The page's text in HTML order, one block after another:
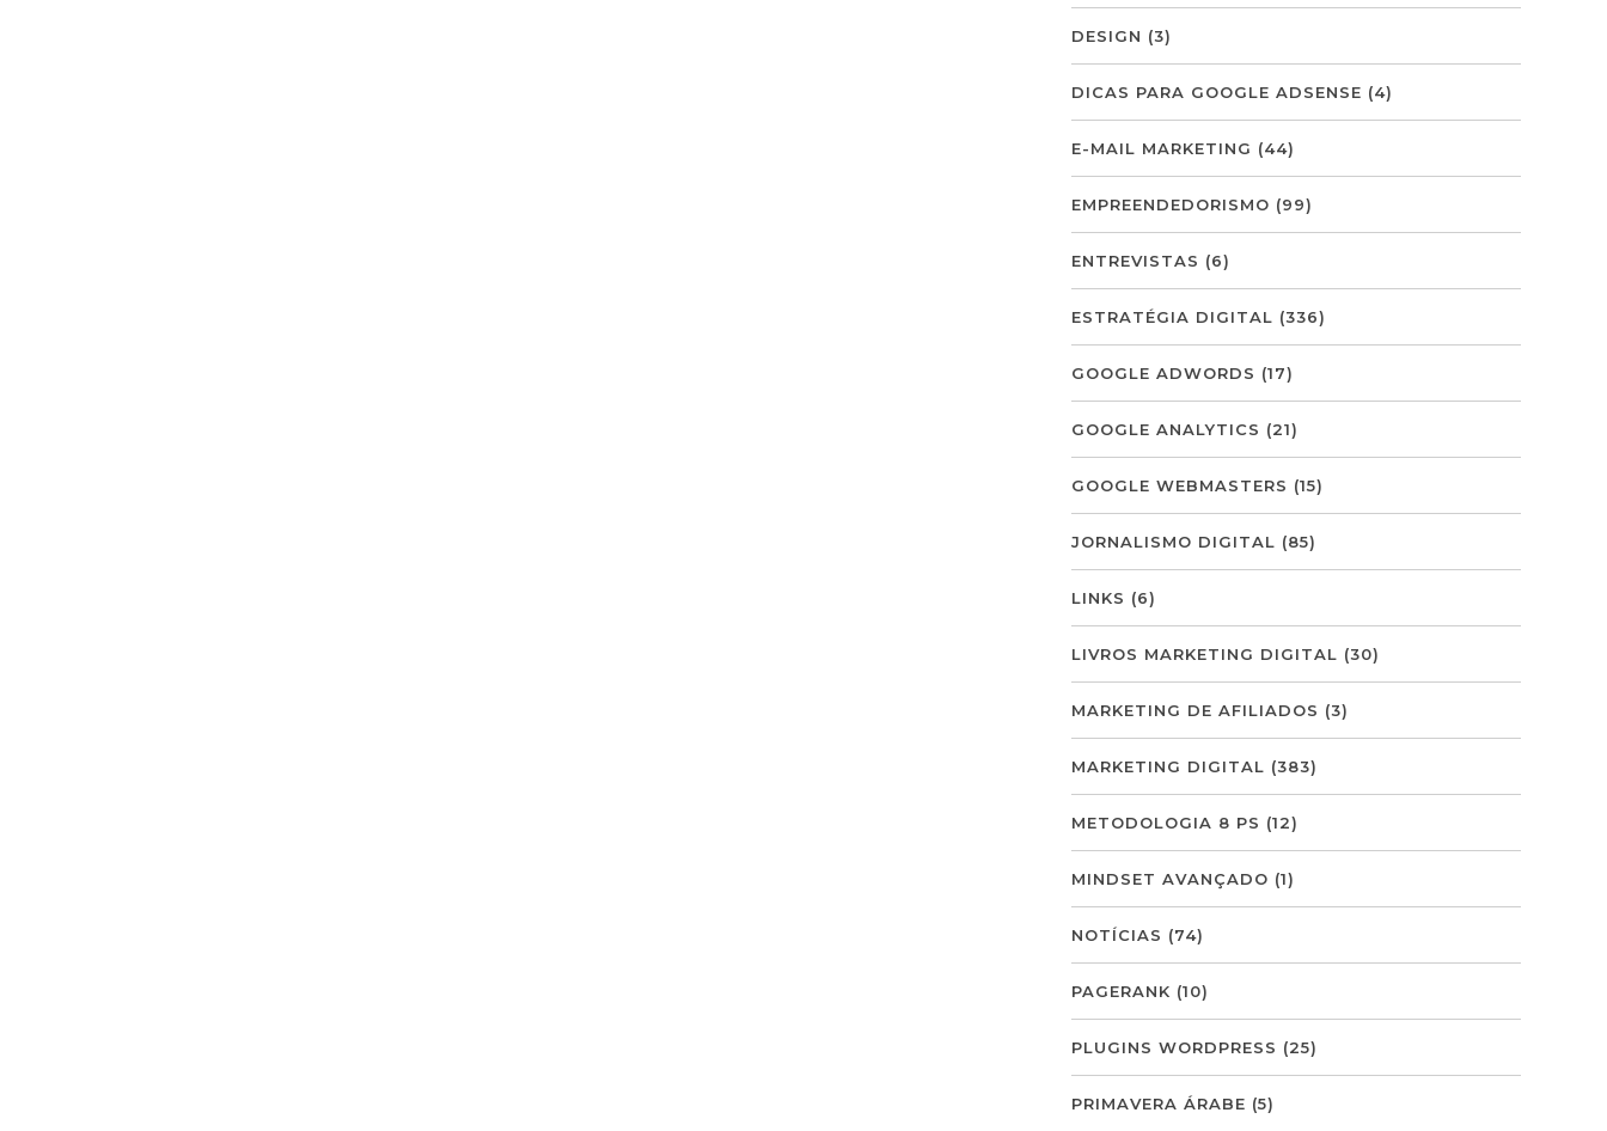
DESIGN (3)
DICAS PARA GOOGLE ADSENSE (4)
E-MAIL MARKETING (44)
EMPREENDEDORISMO (99)
ENTREVISTAS (6)
ESTRATÉGIA DIGITAL (336)
GOOGLE ADWORDS (17)
GOOGLE ANALYTICS (21)
GOOGLE WEBMASTERS (15)
JORNALISMO DIGITAL (85)
LINKS (6)
LIVROS MARKETING DIGITAL (30)
MARKETING DE AFILIADOS (3)
MARKETING DIGITAL (383)
METODOLOGIA 8 PS (12)
MINDSET AVANÇADO (1)
NOTÍCIAS (74)
PAGERANK (10)
PLUGINS WORDPRESS (25)
PRIMAVERA ÁRABE (5)